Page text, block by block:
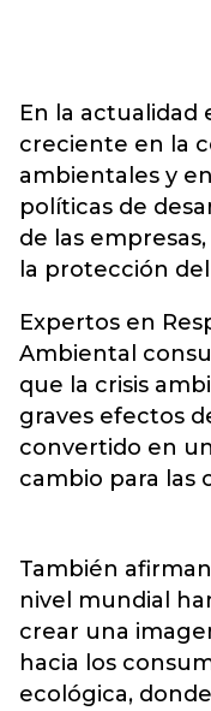
En la actualidad
creciente en la
ambientales y
políticas de
de las
la protección
Expertos en
Ambiental
que la crisis
graves efectos
convertido en
cambio para las
También
nivel mundial
crear una
hacia los
ecológica,